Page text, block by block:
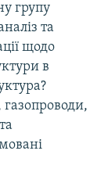
групу
та
щодо
в
газопроводи,